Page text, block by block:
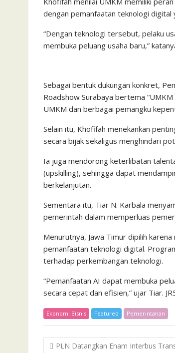
dengan pemanfaatan teknologi digital
“Dengan teknologi tersebut, pelaku
membuka peluang usaha baru,”
Sebagai bentuk dukungan konkret,
Roadshow Surabaya bertema
UMKM dan berbagai pemangku
Selain itu, Khofifah menekankan
secara bijak sekaligus menghindari
Ia juga mendorong keterlibatan
(upskilling), sehingga dapat
berkelanjutan.
Sementara itu, Tiar N. Karbala
pemerintah dalam memperluas
Menurutnya, Jawa Timur dipilih
pemanfaatan teknologi digital.
terhadap perkembangan teknologi.
“Pemanfaatan AI dapat membuka
secara cepat dan efisien,” ujar Tiar.
Ekonomi Bisnis Featured Pemerintahan
Post
PLN Datangkan Enam Interbus